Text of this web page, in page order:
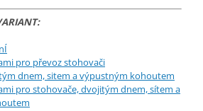
pro převoz stohovači
dnem, sitem a výpustným kohoutem
pro stohovače, dvojitým dnem, sítem a